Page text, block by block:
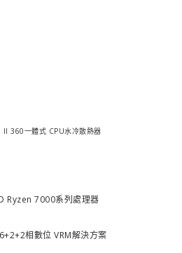
II 360一體式 CPU水冷散熱器
Ryzen 7000系列處理器
相數位 VRM解決方案